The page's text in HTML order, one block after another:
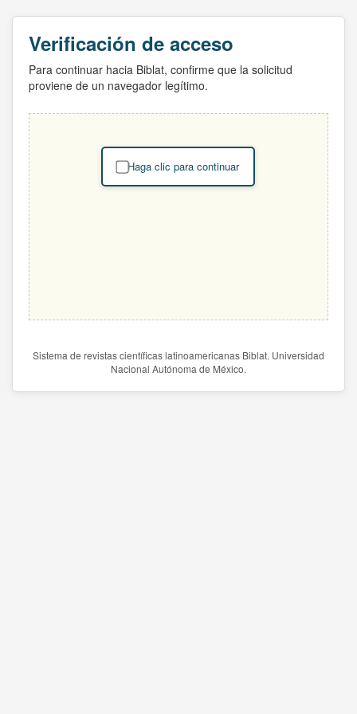
Verificación de acceso
Para continuar hacia Biblat, confirme que la solicitud
proviene de un navegador legítimo.
Haga clic para continuar
Sistema de revistas científicas latinoamericanas Biblat. Universidad
Nacional Autónoma de México.